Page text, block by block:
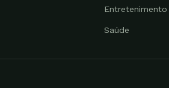
Entretenimento
Saúde